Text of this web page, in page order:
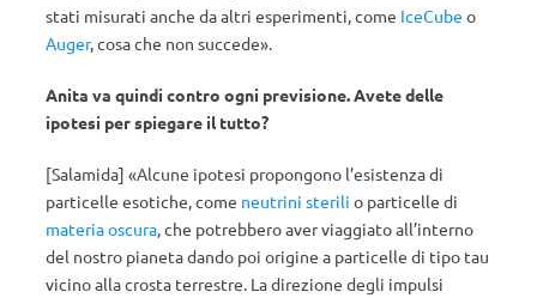
stati misurati anche da altri esperimenti, come IceCube o
Auger, cosa che non succede».
Anita va quindi contro ogni previsione. Avete delle
ipotesi per spiegare il tutto?
[Salamida] «Alcune ipotesi propongono l’esistenza di
particelle esotiche, come neutrini sterili o particelle di
materia oscura, che potrebbero aver viaggiato all’interno
del nostro pianeta dando poi origine a particelle di tipo tau
vicino alla crosta terrestre. La direzione degli impulsi